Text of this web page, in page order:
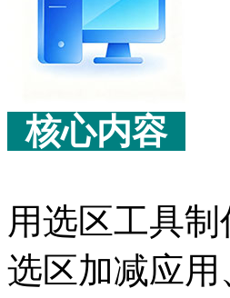
核心内容
用选区工具
选区加减应